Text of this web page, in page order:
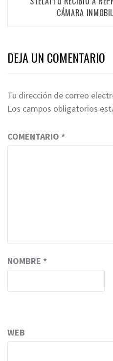
CÁMARA
DEJA UN COMENTARIO
Tu dirección de correo
Los campos obligatorios
COMENTARIO *
NOMBRE *
WEB